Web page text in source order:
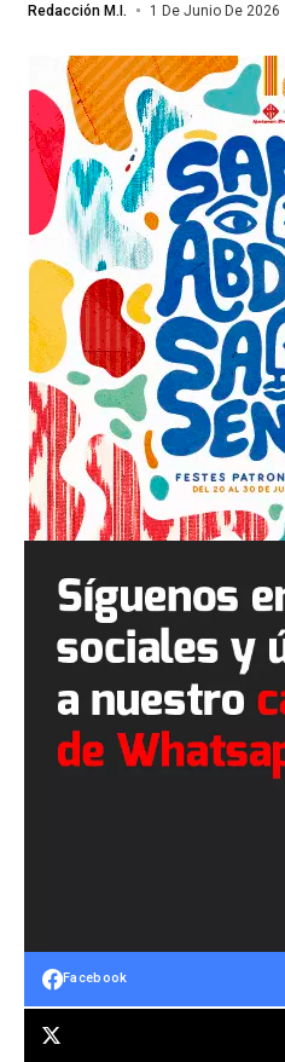
Redacción M.I. 1 De Junio De 2026
Facebook